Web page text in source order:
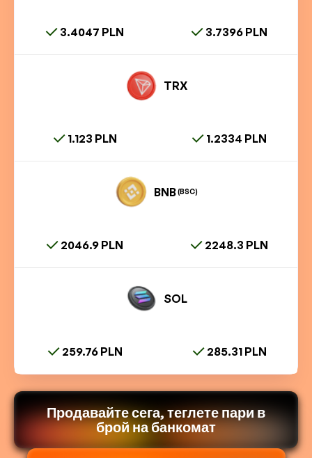
3.4047 PLN 3.7396 PLN
TRX
1.123 PLN 1.2334 PLN
BNB (BSC)
2046.9 PLN 2248.3 PLN
SOL
259.76 PLN 285.31 PLN
Продавайте сега, теглете пари в
брой на банкомат